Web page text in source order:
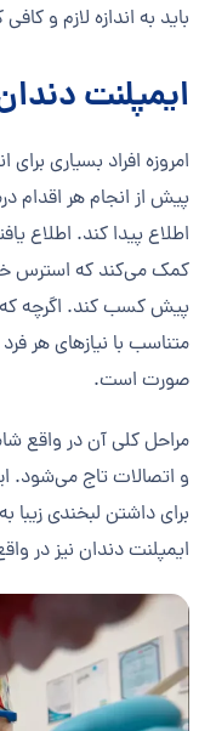
باید به اندازه لازم و
ایمپلنت
امروزه افراد بسیاری
پیش از انجام هر اقدام
اطلاع پیدا کند. اطلاع
کمک می‌کند که استرس
پیش کسب کند. اگرچه که
متناسب با نیازهای هر
صورت است.
مراحل کلی آن در واقع
و اتصالات تاج می‌شود.
برای داشتن لبخندی
ایمپلنت دندان نیز در